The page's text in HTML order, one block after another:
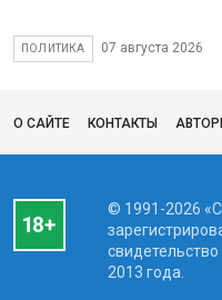
ПОЛИТИКА 07 августа 2026
О САЙТЕ КОНТАКТЫ
© 1991-2026
2013 года.